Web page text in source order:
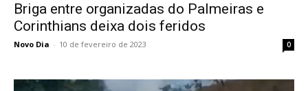
Briga entre organizadas do Palmeiras e
Corinthians deixa dois feridos
Novo Dia - 10 de fevereiro de 2023 0